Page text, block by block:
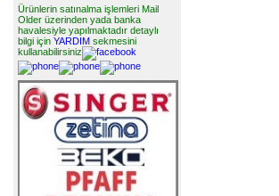
Ürünlerin satınalma işlemleri Mail
Older üzerinden yada banka
havalesiyle yapılmaktadır detaylı
bilgi için YARDIM sekmesini
kullanabilirsiniz